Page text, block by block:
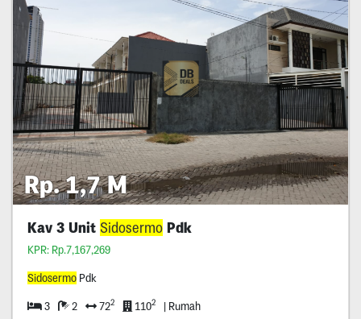
Rp. 1,7 M
Kav 3 Unit SidosermoPdk
KPR: Rp.7,167,269
SidosermoPdk
3 2 722 1102 | Rumah